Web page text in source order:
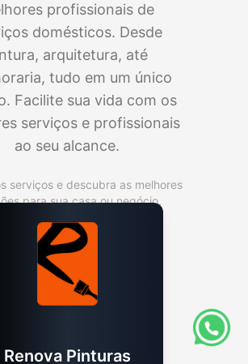
profissionais de
domésticos. Desde
arquitetura, até
tudo em um único
Facilite sua vida com os
serviços e profissionais
ao seu alcance.
serviços e descubra as melhores
para sua casa ou negócio.
Renova Pinturas